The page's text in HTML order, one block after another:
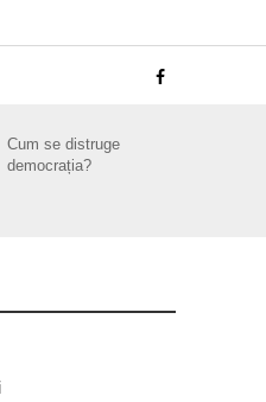
Cum se distruge
democrația?